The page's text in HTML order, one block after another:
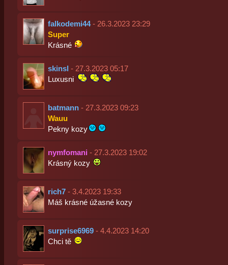
falkodemi44- 26.3.2023 23:29
Super
Krásné
skinsl - 27.3.2023 05:17
Luxusni
batmann- 27.3.2023 09:23
Wauu
Pekny kozy
nymfomani - 27.3.2023 19:02
Krásný kozy
rich7- 3.4.2023 19:33
Máš krásné úžasné kozy
surprise6969- 4.4.2023 14:20
Chci tě